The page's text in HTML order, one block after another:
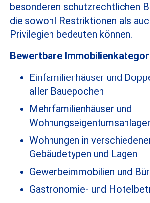
besonderen schutzrechtlichen
die sowohl Restriktionen als
Privilegien bedeuten können.
Bewertbare
Einfamilienhäuser und
aller Bauepochen
Mehrfamilienhäuser und
Wohnungen in
Gebäudetypen und Lagen
Gewerbeimmobilien und
Gastronomie- und